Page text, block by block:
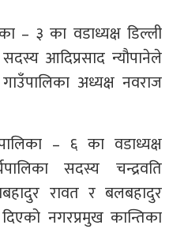
– ३ का वडाध्यक्ष डिल्ली
आदिप्रसाद न्यौपानेले
अध्यक्ष नवराज
– ६ का वडाध्यक्ष
सदस्य चन्द्रवति
रावत र बलबहादुर
नगरप्रमुख कान्तिका